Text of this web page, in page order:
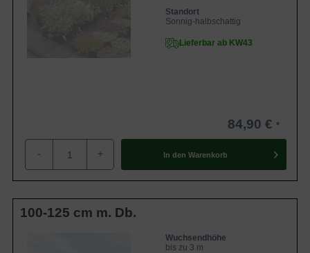
Standort
Sonnig-halbschattig
Lieferbar ab KW43
84,90 €
- + In den Warenkorb
100-125 cm m. Db.
Wuchsendhöhe
bis zu 3 m